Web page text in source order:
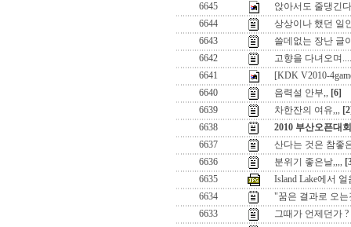
6645
앉아서도 줄댕긴
6644
상상이나 했던 일
6643
쓸데없는 장난 글
6642
고향을 다녀오며....
6641
[KDK V2010-
6640
음력설 안부,, [6]
6639
차한잔의 여유,,,
6638
2010 부산오픈대
6637
산다는 것은 참좋
6636
분위기 좋은날,,,,
6635
Island Lake에서
6634
"꿈은 결과로 오
6633
그때가 언제던가 ?